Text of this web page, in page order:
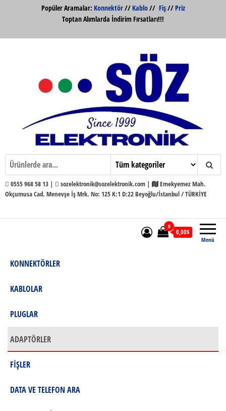
Popüler Aramalar: Konnektör//Kablo// Fiş//Priz
Toptan Alımlarda İndirim Fırsatları!!!
Söz Elektronik Konnektör ve Kabloları
Toptan ve Perakende
Söz Elektronik
0555 968 58 13 | sozelektronik@sozelektronik.com |
Emekyemez Mah.
Okçumusa Cad. Menevşe İş Mrk. No: 125 K:1 D:22 Beyoğlu/İstanbul / TÜRKİYE
Menü
0
0,00$
KONNEKTÖRLER
KABLOLAR
PLUGLAR
ADAPTÖRLER
FİŞLER
DATA VE TELEFON ARA